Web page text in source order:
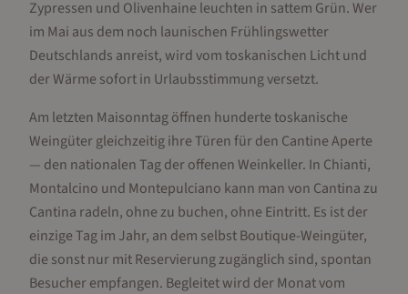
Zypressen und Olivenhaine leuchten in sattem Grün. Wer
im Mai aus dem noch launischen Frühlingswetter
Deutschlands anreist, wird vom toskanischen Licht und
der Wärme sofort in Urlaubsstimmung versetzt.
Am letzten Maisonntag öffnen hunderte toskanische
Weingüter gleichzeitig ihre Türen für den Cantine Aperte
— den nationalen Tag der offenen Weinkeller. In Chianti,
Montalcino und Montepulciano kann man von Cantina zu
Cantina radeln, ohne zu buchen, ohne Eintritt. Es ist der
einzige Tag im Jahr, an dem selbst Boutique-Weingüter,
die sonst nur mit Reservierung zugänglich sind, spontan
Besucher empfangen. Begleitet wird der Monat vom